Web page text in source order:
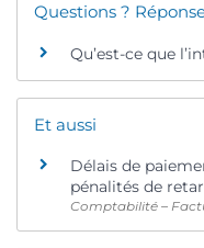
Questions ?
Qu’est-ce que
Et aussi
Délais de
pénalités de
Comptabilité –